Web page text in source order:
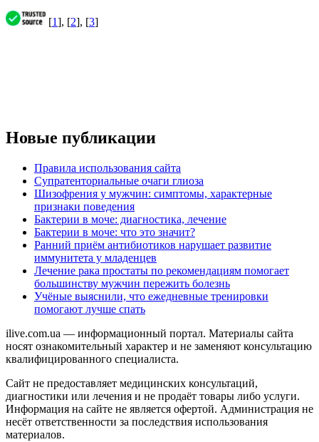
[1], [2], [3]
Новые публикации
Правила использования сайта
Супратенториальные очаги глиоза
Шизофрения у мужчин: симптомы, характерные
признаки поведения
Бактерии в моче: диагностика, лечение
Бактерии в моче: что это значит?
Ранний приём антибиотиков нарушает развитие
иммунитета у младенцев
Лечение рака простаты по рекомендациям помогает
большинству мужчин пережить болезнь
Учёные выяснили, что ежедневные тренировки
помогают лучше спать
ilive.com.ua — информационный портал. Материалы сайта
носят ознакомительный характер и не заменяют консультацию
квалифицированного специалиста.
Сайт не предоставляет медицинских консультаций,
диагностики или лечения и не продаёт товары либо услуги.
Информация на сайте не является офертой. Администрация не
несёт ответственности за последствия использования
материалов.